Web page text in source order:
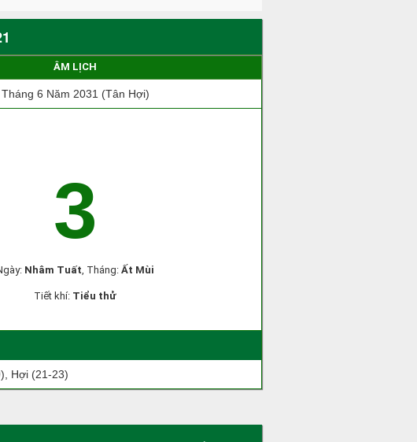
ÂM LỊCH
Tháng 6 Năm 2031 (Tân Hợi)
3
Nhâm Tuất, Tháng: Ất Mùi
Tiết khí: Tiểu thử
Hợi (21-23)